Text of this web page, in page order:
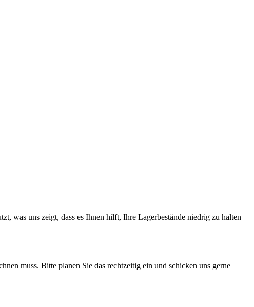
was uns zeigt, dass es Ihnen hilft, Ihre Lagerbestände niedrig zu halten
muss. Bitte planen Sie das rechtzeitig ein und schicken uns gerne